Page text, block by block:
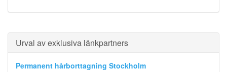
Urval av exklusiva länkpartners
Permanent hårborttagning Stockholm